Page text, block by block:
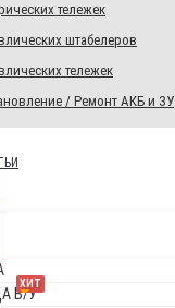
тележек
штабелеров
тележек
/ Ремонт АКБ и ЗУ
ХИТ
Б/У